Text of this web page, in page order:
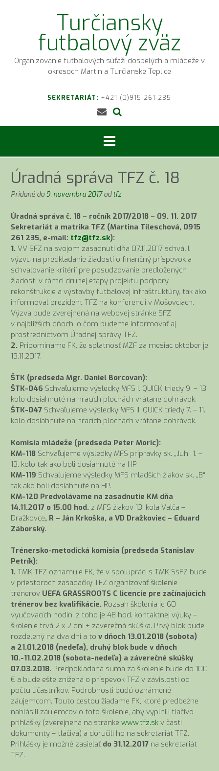
Turčiansky
futbalový zväz
Organizovanie futbalových súťaží dospelých a mládeže v
okresoch Martin a Turčianske Teplice
SEKRETARIÁT: +421 (0)915 261 235
Úradná správa TFZ č. 18
Pridané do 9. novembra 2017odtfz
Úradná správa č. 18 – ročník 2017/2018 – 09. 11. 2017
Sekretariát a matrika TFZ (Martina Tileschová, 0915
261 235, e-mail: tfz@tfz.sk):
1. VV SFZ na svojom zasadnutí dňa 07.11.2017 schválil
výzvu na predkladanie žiadostí o finančný príspevok a
schvaľovanie kritérií pre posudzovanie predložených
žiadostí v rámci druhej etapy projektu podpory
rekonštrukcie a výstavby futbalovej infraštruktúry, tak ako
informoval prezident TFZ na konferencii v Mošovciach.
Výzva bude zverejnená na webovej stránke SFZ
v najbližších dňoch, o čom budeme informovať aj
prostredníctvom Úradnej správy TFZ.
2. Pripomíname FK, že splatnosť MZF za mesiac október je
13.11.2017.
ŠTK (predseda Mgr. Daniel Borcovan):
ŠTK-046 Schvaľujeme výsledky MFS I. QUICK triedy 9. – 13.
kolo dosiahnuté na hracích plochách vrátane dohrávok.
ŠTK-047 Schvaľujeme výsledky MFS II. QUICK triedy 7. – 11.
kolo dosiahnuté na hracích plochách vrátane dohrávok.
Komisia mládeže (predseda Peter Moric):
KM-118 Schvaľujeme výsledky MFS prípravky sk. „Juh“ 1. –
13. kolo tak ako boli dosiahnuté na HP.
KM-119 Schvaľujeme výsledky MFS mladších žiakov sk. „B“
tak ako boli dosiahnuté na HP.
KM-120 Predvolávame na zasadnutie KM dňa
14.11.2017 o 15.00 hod. z MFS žiakov 13. kola Valča –
Dražkovce, R – Ján Krkoška, a VD Dražkoviec – Eduard
Záborský.
Trénersko-metodická komisia (predseda Stanislav
Petrík):
1. TMK TFZ oznamuje FK, že v spolupráci s TMK SsFZ bude
v priestoroch zasadačky TFZ organizovať školenie
trénerov UEFA GRASSROOTS C licencie pre začínajúcich
trénerov bez kvalifikácie. Rozsah školenia je 60
vyučovacích hodín, z toho je 48 hod. kontaktnej výuky –
školenie trvá 2 x 2 dni + záverečná skúška. Prvý blok bude
rozdelený na dva dni a to v dňoch 13.01.2018 (sobota)
a 21.01.2018 (nedeľa), druhý blok bude v dňoch
10.-11.02.2018 (sobota-nedeľa) a záverečné skúšky
07.03.2018. Predpokladaná suma za školenie bude do 100
€ a bude ešte znížená o príspevok TFZ v závislosti od
počtu účastníkov. Podrobnosti budú oznámené
záujemcom. Touto cestou žiadame FK, ktoré predbežne
nahlásili záujemcov o toto školenie, aby vyplnili tlačivo
prihlášky (zverejnená na stránke www.tfz.sk v časti
dokumenty – tlačivá) a doručili ho na sekretariát TFZ.
Prihlášky je možné zasielať do 31.12.2017 na sekretariát
TFZ.